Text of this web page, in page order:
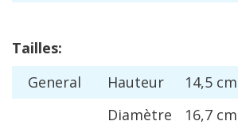
Tailles:
General
Hauteur 14,5 cm
Diamètre 16,7 cm